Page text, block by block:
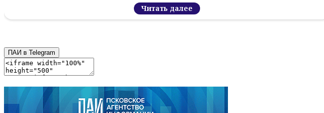
Читать далее
ПАИ в Telegram